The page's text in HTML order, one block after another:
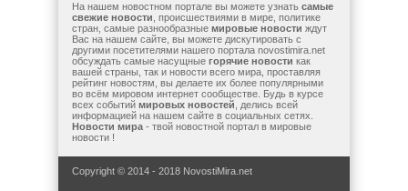
На нашем новостном портале вы можете узнать самые
свежие новости , происшествиями в мире, политике
стран, самые разнообразные мировые новости ждут
Вас на нашем сайте, вы можете дискутировать с
другими посетителями нашего портала novostimira.net
обсуждать самые насущные горячие новости как
вашей страны, так и новости всего мира, проставляя
рейтинг новостям, вы делаете их более популярными
во всём мировом интернет сообществе. Будь в курсе
всех событий мировых новостей , делись всей
информацией на нашем сайте в социальных сетях.
Новости мира - твой новостной портал в мировые
новости !
Copyright © 2014 - 2018 NovostiMira.net